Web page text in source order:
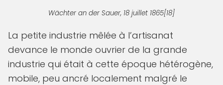
Wächter an der Sauer, 18 juillet 1865[18]
La petite industrie mêlée à l’artisanat
devance le monde ouvrier de la grande
industrie qui était à cette époque hétérogène,
mobile, peu ancré localement malgré le